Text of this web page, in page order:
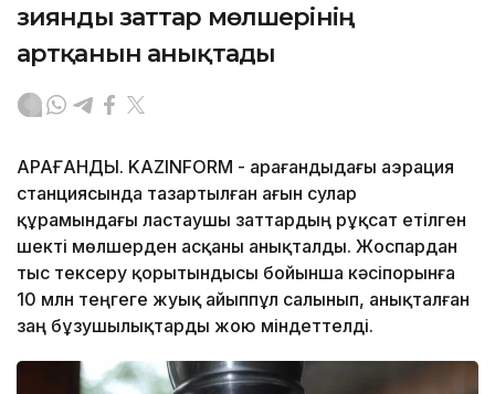
зиянды заттар мөлшерінің
артқанын анықтады
ҚАРАҒАНДЫ. KAZINFORM - Қарағандыдағы аэрация
станциясында тазартылған ағын сулар
құрамындағы ластаушы заттардың рұқсат етілген
шекті мөлшерден асқаны анықталды. Жоспардан
тыс тексеру қорытындысы бойынша кәсіпорынға
10 млн теңгеге жуық айыппұл салынып, анықталған
заң бұзушылықтарды жою міндеттелді.